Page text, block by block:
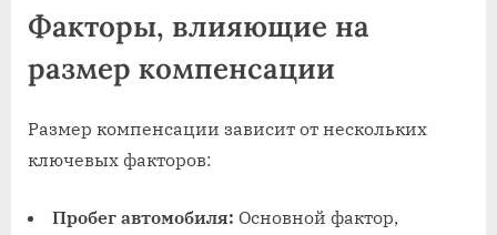
Факторы, влияющие на
размер компенсации
Размер компенсации зависит от нескольких
ключевых факторов:
Пробег автомобиля: Основной фактор,